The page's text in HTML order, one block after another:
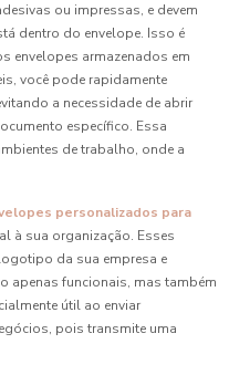
ou impressas, e devem
dentro do envelope. Isso é
envelopes armazenados em
você pode rapidamente
a necessidade de abrir
específico. Essa
de trabalho, onde a
personalizados para
à sua organização. Esses
da sua empresa e
apenas funcionais, mas também
útil ao enviar
pois transmite uma